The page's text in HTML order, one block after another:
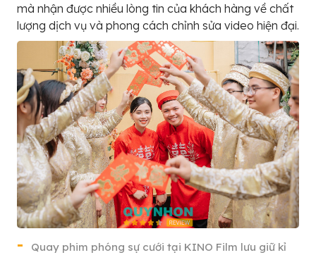
mà nhận được nhiều lòng tin của khách hàng về chất
lượng dịch vụ và phong cách chỉnh sửa video hiện đại.
Quay phim phóng sự cưới tại KINO Film lưu giữ kỉ